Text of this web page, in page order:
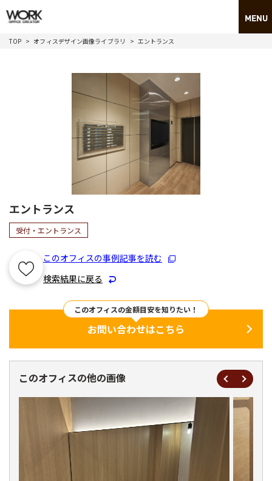
TOP オフィスデザイン画像ライブラリ エントランス
エントランス
受付・エントランス
このオフィスの事例記事を読む
検索結果に戻る
このオフィスの金額目安を知りたい！
お問い合わせはこちら
このオフィスの他の画像